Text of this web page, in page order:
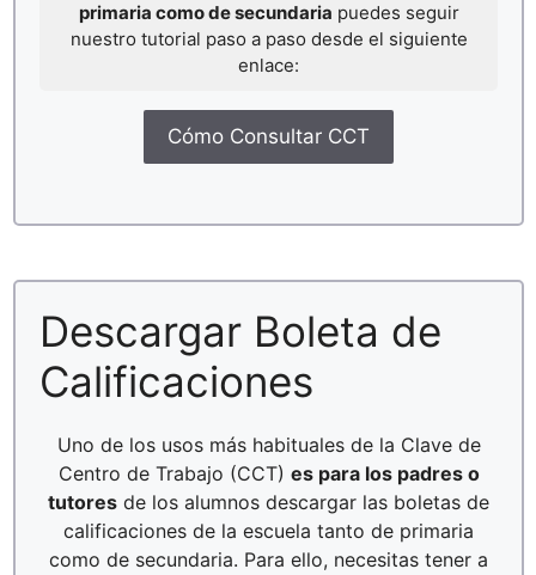
primaria como de secundaria puedes seguir
nuestro tutorial paso a paso desde el siguiente
enlace:
Cómo Consultar CCT
Descargar Boleta de
Calificaciones
Uno de los usos más habituales de la Clave de
Centro de Trabajo (CCT) es para los padres o
tutores de los alumnos descargar las boletas de
calificaciones de la escuela tanto de primaria
como de secundaria. Para ello, necesitas tener a